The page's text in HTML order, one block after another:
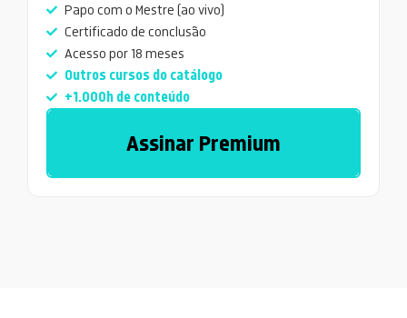
Papo com o Mestre (ao vivo)
Certificado de conclusão
Acesso por 18 meses
Outros cursos do catálogo
+1.000h de conteúdo
Assinar Premium